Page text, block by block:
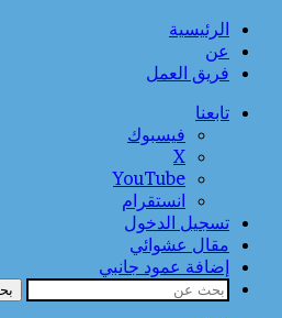
الرئيسية
عن
فريق العمل
تابعنا
فيسبوك
‫X
‫YouTube
انستقرام
تسجيل الدخول
مقال عشوائي
إضافة عمود جانبي